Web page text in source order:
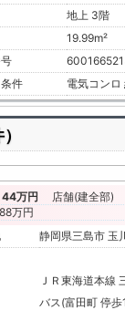
地上 3階
19.99m²
件
電気コンロ
44万円
店舗(建全部)
88万円
静岡県三島市
ＪＲ東海道本線
バス(富田町 停歩